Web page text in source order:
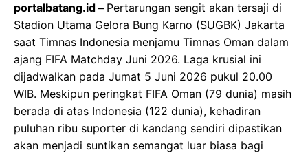
portalbatang.id – Pertarungan sengit akan tersaji di
Stadion Utama Gelora Bung Karno (SUGBK) Jakarta
saat Timnas Indonesia menjamu Timnas Oman dalam
ajang FIFA Matchday Juni 2026. Laga krusial ini
dijadwalkan pada Jumat 5 Juni 2026 pukul 20.00
WIB. Meskipun peringkat FIFA Oman (79 dunia) masih
berada di atas Indonesia (122 dunia), kehadiran
puluhan ribu suporter di kandang sendiri dipastikan
akan menjadi suntikan semangat luar biasa bagi